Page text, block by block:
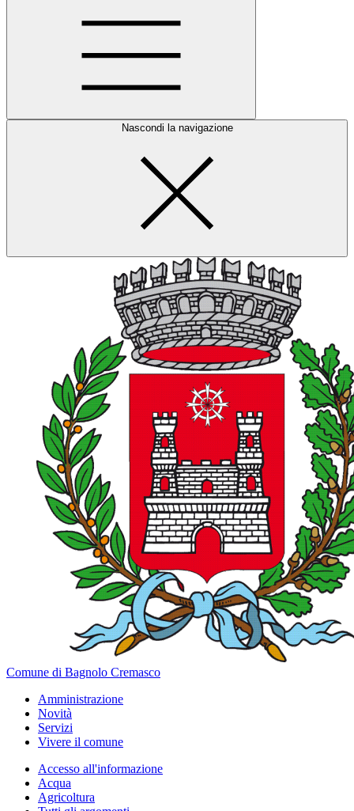
Nascondi la navigazione
Comune di Bagnolo Cremasco
Amministrazione
Novità
Servizi
Vivere il comune
Accesso all'informazione
Acqua
Agricoltura